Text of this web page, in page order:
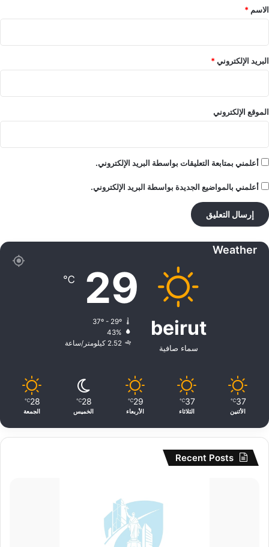
*
الاسم *
البريد الإلكتروني*
الموقع الإلكتروني
أعلمني بمتابعة التعليقات بواسطة البريد الإلكتروني.
أعلمني بالمواضيع الجديدة بواسطة البريد الإلكتروني.
Weather
beirut
سماء صافية
29
℃
37º - 29º
43%
2.52 كيلومتر/ساعة
37
℃
الأثنين
37
℃
الثلاثاء
29
℃
الأربعاء
28
℃
الخميس
28
℃
الجمعة
Recent Posts